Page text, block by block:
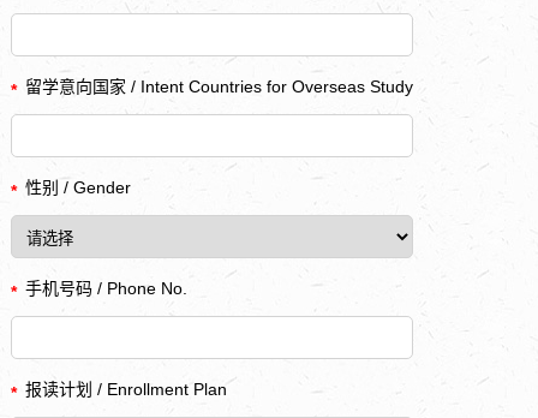
留学意向国家 / Intent Countries for Overseas Study
*
性别 / Gender
*
手机号码 / Phone No.
*
报读计划 / Enrollment Plan
*